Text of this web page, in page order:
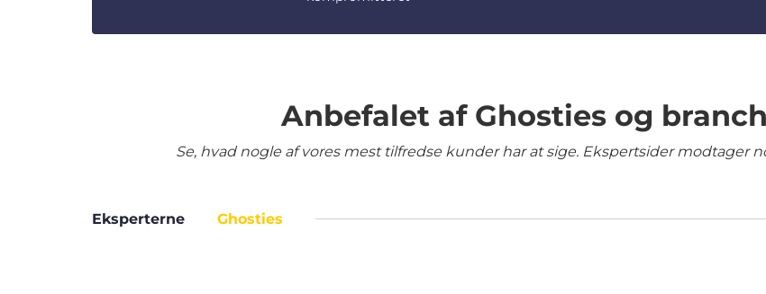
Anbefalet af Ghosties og
Se, hvad nogle af vores mest tilfredse kunder har at sige. Ekspertsider modtager
Eksperterne Ghosties